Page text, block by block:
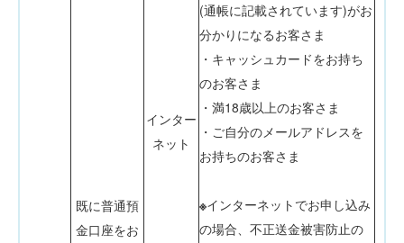
既に普通預
金口座をお
インター
ネット
(通帳に記載されています)がお
分かりになるお客さま
・キャッシュカードをお持ち
のお客さま
・満18歳以上のお客さま
・ご自分のメールアドレスを
お持ちのお客さま
※インターネットでお申し込み
の場合、不正送金被害防止の